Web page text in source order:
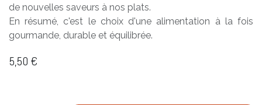
de nouvelles saveurs à nos plats.
En résumé, c'est le choix d'une alimentation à la fois
gourmande, durable et équilibrée.
5,50 €